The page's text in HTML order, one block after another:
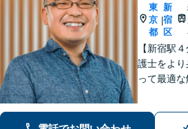
東
京
都
|
新
宿
区
【新宿駅
護士をよ
って最適な
い経験を